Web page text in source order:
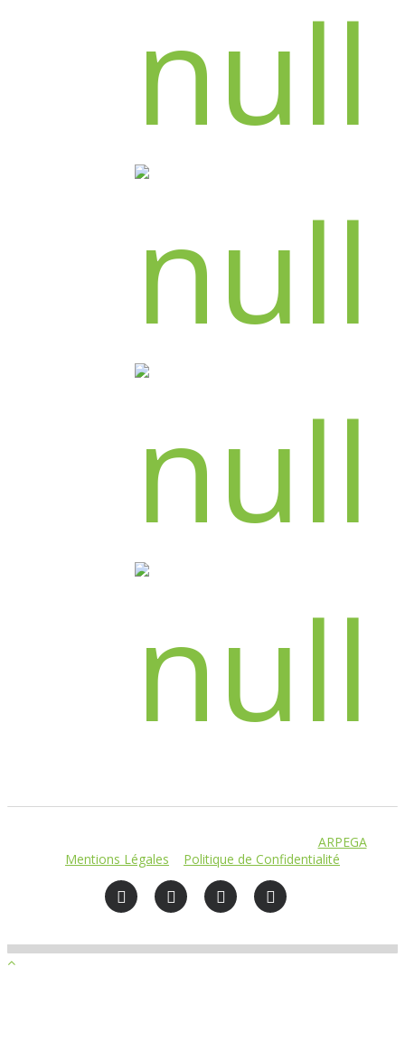
ARPEGA–
Mentions Légales
Politique de Confidentialité